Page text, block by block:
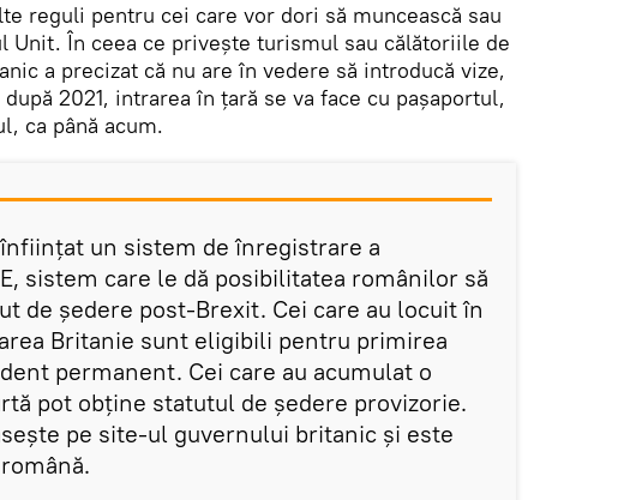
reguli pentru cei care vor dori să muncească sau
Unit. În ceea ce privește turismul sau călătoriile de
a precizat că nu are în vedere să introducă vize,
2021, intrarea în țară se va face cu pașaportul,
ca până acum.
un sistem de înregistrare a
sistem care le dă posibilitatea românilor să
de ședere post-Brexit. Cei care au locuit în
Britanie sunt eligibili pentru primirea
permanent. Cei care au acumulat o
pot obține statutul de şedere provizorie.
pe site-ul guvernului britanic și este